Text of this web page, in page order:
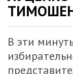
В эти